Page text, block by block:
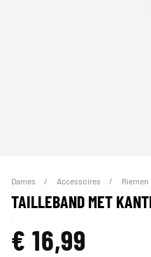
Dames Accessoires Riemen
TAILLEBAND MET
€ 16,99